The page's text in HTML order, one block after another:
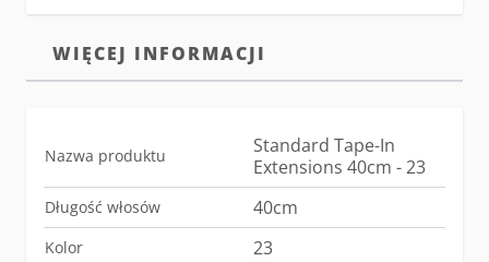
WIĘCEJ INFORMACJI
Nazwa produktu
Standard Tape-In
Extensions 40cm - 23
Długość włosów 40cm
Kolor 23